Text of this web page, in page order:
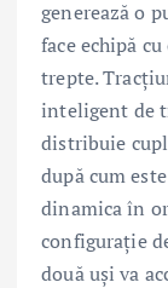
generează o
face echipă
trepte.
inteligent de
distribuie
după cum
dinamica în
configuraţie
două uşi va